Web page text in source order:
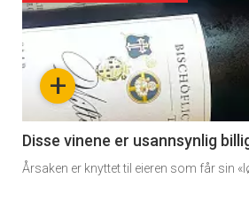
akkurat
nå
3
+
Disse vinene er usannsynlig
Årsaken er knyttet til eieren som får sin